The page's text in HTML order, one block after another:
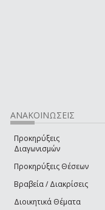
ΑΝΑΚΟΙΝΩΣΕΙΣ
Προκηρύξεις
Διαγωνισμών
Προκηρύξεις Θέσεων
Βραβεία / Διακρίσεις
Διοικητικά Θέματα